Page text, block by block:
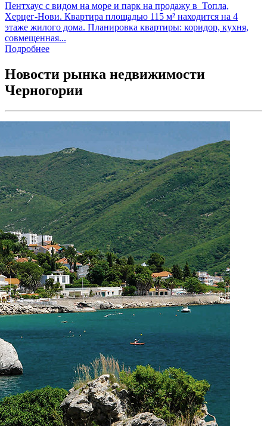
Пентхаус с видом на море и парк на продажу в Топла,
Херцег-Нови. Квартира площадью 115 м² находится на 4
этаже жилого дома. Планировка квартиры: коридор, кухня,
совмещенная...
Подробнее
Новости рынка недвижимости
Черногории